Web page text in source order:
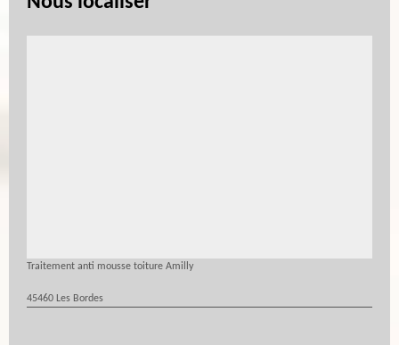
Traitement anti mousse toiture Amilly
45460 Les Bordes